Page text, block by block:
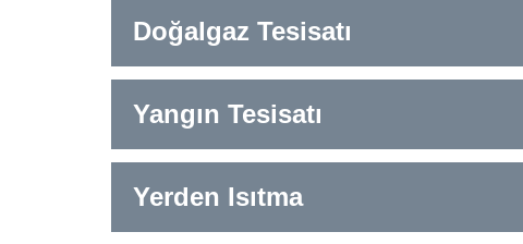
Doğalgaz Tesisatı
Yangın Tesisatı
Yerden Isıtma